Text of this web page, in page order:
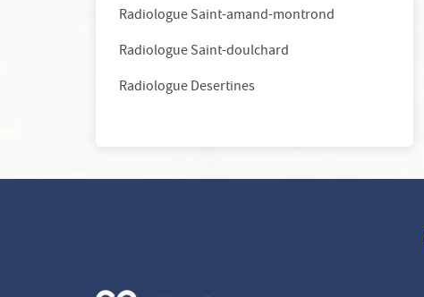
Radiologue Saint-amand-montrond
Radiologue Saint-doulchard
Radiologue Desertines